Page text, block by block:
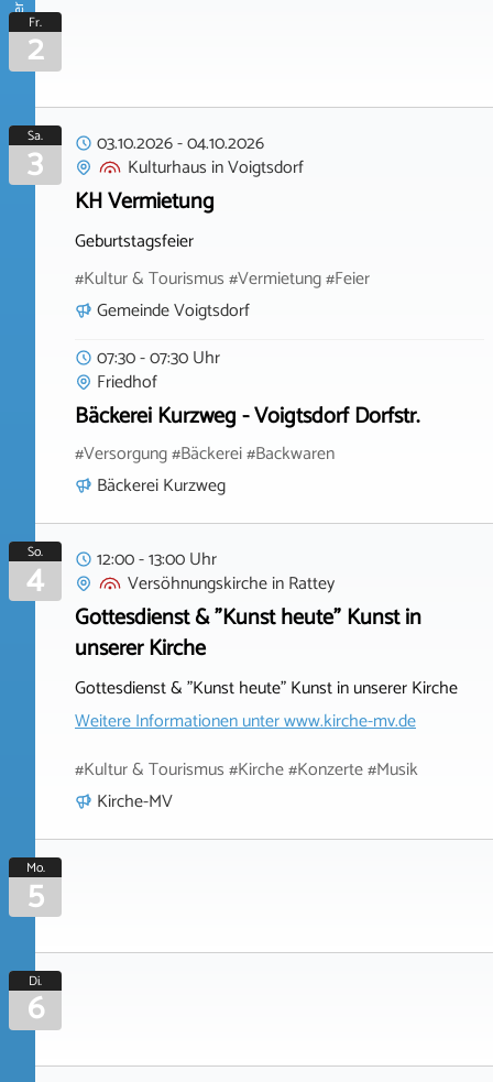
Fr.
2
Sa.
3 03.10.2026-04.10.2026
Kulturhaus inVoigtsdorf
KH Vermietung
Geburtstagsfeier
#Kultur & Tourismus #Vermietung #Feier
Gemeinde Voigtsdorf
07:30 - 07:30 Uhr
Friedhof
Bäckerei Kurzweg - Voigtsdorf Dorfstr.
#Versorgung #Bäckerei #Backwaren
Bäckerei Kurzweg
So.
4
12:00 - 13:00 Uhr
VersöhnungskircheinRattey
Gottesdienst & "Kunst heute" Kunst in
unserer Kirche
Gottesdienst & "Kunst heute" Kunst in unserer Kirche
Weitere Informationen unterwww.kirche-mv.de
#Kultur & Tourismus #Kirche #Konzerte #Musik
Kirche-MV
Mo.
5
Di.
6